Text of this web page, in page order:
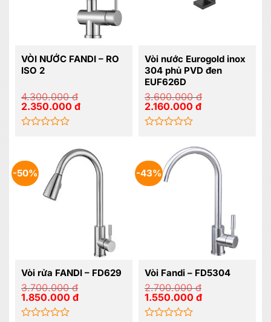
VÒI NƯỚC FANDI – RO
ISO 2
4.300.000đ
Giá
gốc
là:
4.300.000 đ.
2.350.000 đGiá
0
5
sao
Vòi nước Eurogold inox
304 phủ PVD đen
EUF626D
3.600.000đ
Giá
gốc
là:
3.600.000 đ.
2.160.000 đGiá
0
5
sao
-50%
Vòi rửa FANDI – FD629
3.700.000đ
Giá
gốc
là:
3.700.000 đ.
1.850.000 đGiá
-43%
Vòi Fandi – FD5304
2.700.000đ
Giá
gốc
là:
2.700.000 đ.
1.550.000 đGiá